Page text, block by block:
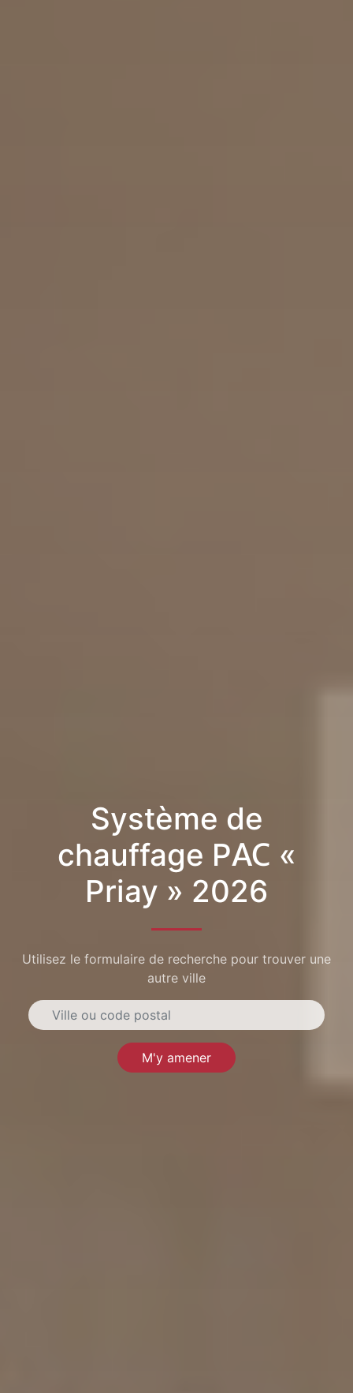
Système de
chauffage PAC «
Priay » 2026
Utilisez le formulaire de recherche pour trouver une
autre ville
M'y amener